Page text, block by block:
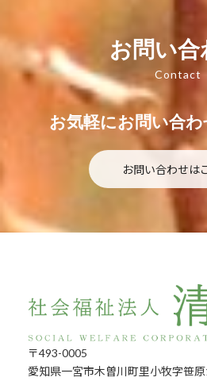
お問い合
Contact
お気軽にお問い合わ
お問い合わせは
〒493-0005
愛知県一宮市木曽川町里小牧字笹